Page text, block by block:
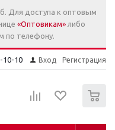
Для доступа к оптовым
«Оптовикам»либо
по телефону.
Вход Регистрация
10-10